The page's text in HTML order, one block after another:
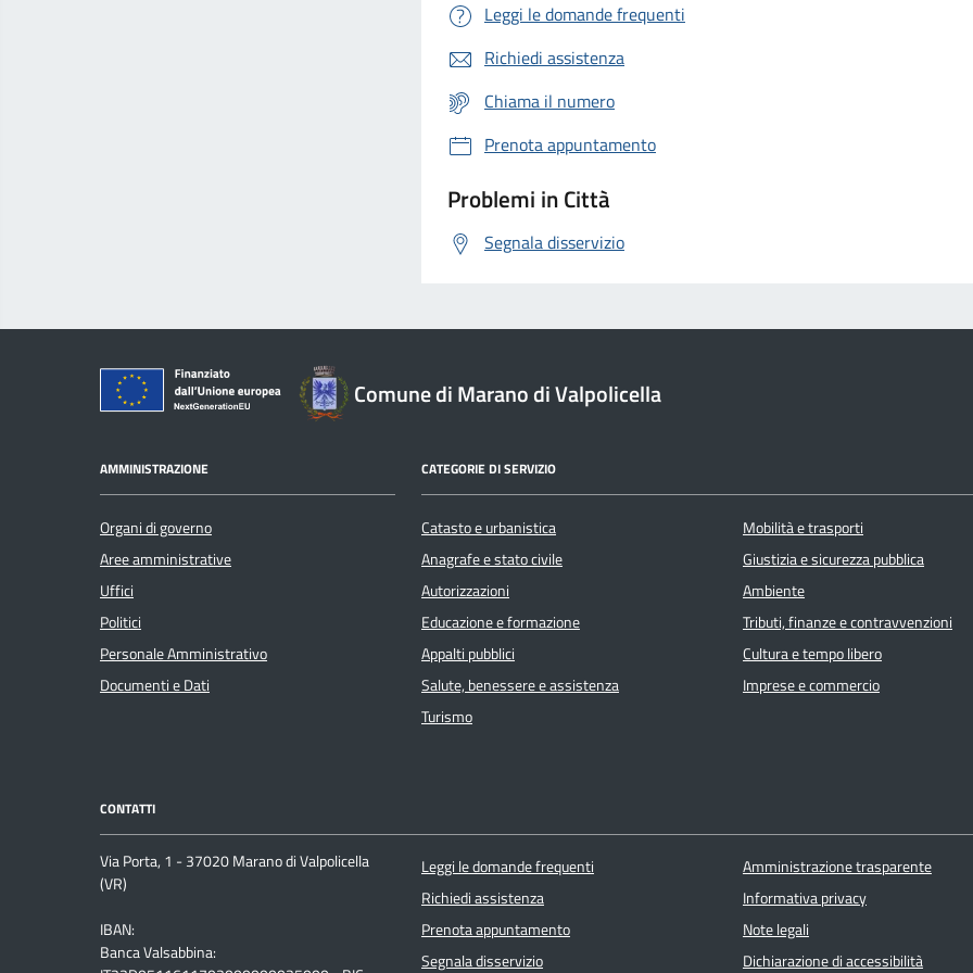
Leggi le domande frequenti
Richiedi assistenza
Chiama il numero
Prenota appuntamento
Problemi in Città
Segnala disservizio
Comune di Marano di Valpolicella
AMMINISTRAZIONE
Organi di governo
Aree amministrative
Uffici
Politici
Personale Amministrativo
Documenti e Dati
CATEGORIE DI SERVIZIO
Catasto e urbanistica
Anagrafe e stato civile
Autorizzazioni
Educazione e formazione
Appalti pubblici
Salute, benessere e assistenza
Turismo
Mobilità e trasporti
Giustizia e sicurezza pubblica
Ambiente
Tributi, finanze e contravvenzioni
Cultura e tempo libero
Imprese e commercio
CONTATTI
Via Porta, 1 - 37020 Marano di Valpolicella
(VR)
IBAN:
Banca Valsabbina:
Leggi le domande frequenti
Richiedi assistenza
Prenota appuntamento
Segnala disservizio
Amministrazione trasparente
Informativa privacy
Note legali
Dichiarazione di accessibilità